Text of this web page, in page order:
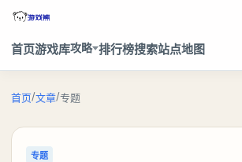
首页游戏库攻略 排行榜搜索站点地图
首页/文章/专题
专题